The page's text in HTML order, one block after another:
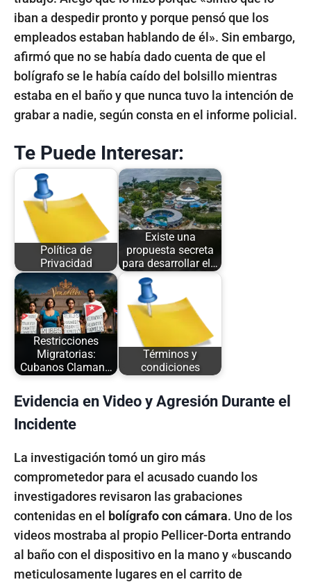
iban a despedir pronto y porque pensó que los
empleados estaban hablando de él». Sin embargo,
afirmó que no se había dado cuenta de que el
bolígrafo se le había caído del bolsillo mientras
estaba en el baño y que nunca tuvo la intención de
grabar a nadie, según consta en el informe policial.
Te Puede Interesar:
Política de
Privacidad
Existe una
propuesta secreta
para desarrollar el…
Restricciones
Migratorias:
Cubanos Claman…
Términos y
condiciones
Evidencia en Video y Agresión Durante el
Incidente
La investigación tomó un giro más
comprometedor para el acusado cuando los
investigadores revisaron las grabaciones
contenidas en el
bolígrafo con cámara. Uno de los
videos mostraba al propio Pellicer-Dorta entrando
al baño con el dispositivo en la mano y «buscando
meticulosamente lugares en el carrito de